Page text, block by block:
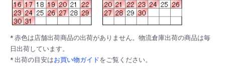
* 赤色は店舗出荷商品の出荷がありません。物流倉庫出荷の商品は毎
日出荷しています。
* 出荷の目安はお買い物ガイドをご覧ください。